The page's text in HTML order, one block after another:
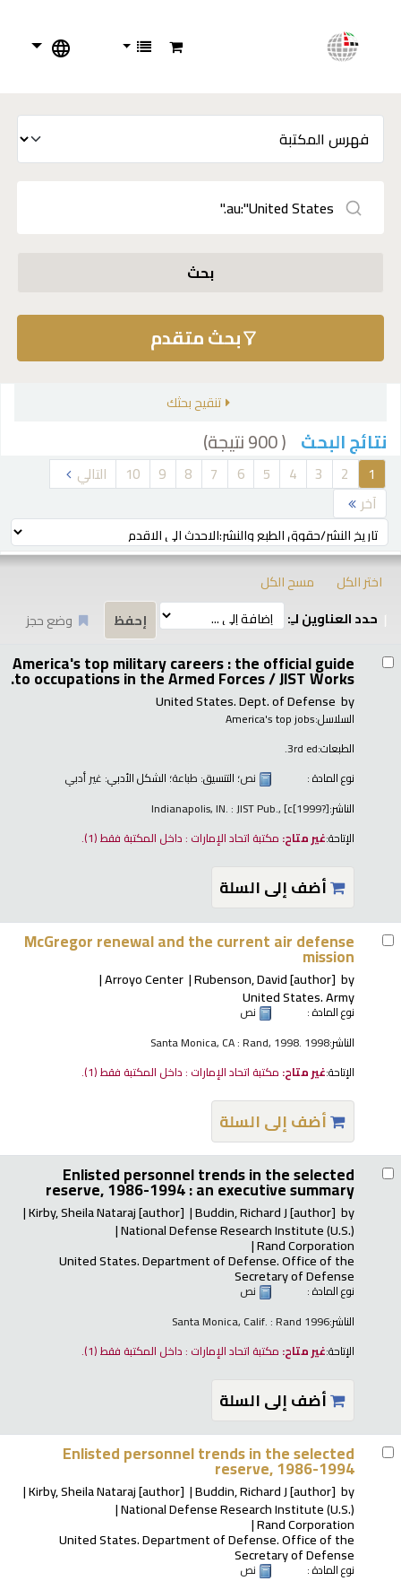
بحث
بحث متقدم
تنقيح بحثك
نتائج البحث ( 900 نتيجة)
1
2
3
4
5
6
7
8
9
10
التالي
آخر
ترتيب بواسطة:
اختر الكل
مسح الكل
حدد العناوين لـِ:
وضع حجز
America's top military careers : the official guide
to occupations in the Armed Forces /JIST Works.
by
United States. Dept. of Defense
السلاسل:America's top jobs
الطبعات:3rd ed.
نوع المادة :
نص؛ التنسيق: طباعة؛ الشكل الأدبي: غير أدبي
الناشر:Indianapolis, IN. : JIST Pub., [c[1999?]
الإتاحة:غير متاح: مكتبة اتحاد الإمارات : داخل المكتبة فقط(1).
أضف إلى السلة
McGregor renewal and the current air defense
mission
by
Rubenson, David[author]
Arroyo Center
United States. Army
نوع المادة :
نص
الناشر:Santa Monica, CA : Rand, 1998. 1998
الإتاحة:غير متاح: مكتبة اتحاد الإمارات : داخل المكتبة فقط(1).
أضف إلى السلة
Enlisted personnel trends in the selected
reserve, 1986-1994 : an executive summary
by
Buddin, Richard J[author]
Kirby, Sheila Nataraj[author]
National Defense Research Institute (U.S.)
Rand Corporation
United States. Department of Defense. Office of the
Secretary of Defense
نوع المادة :
نص
الناشر:Santa Monica, Calif. : Rand 1996
الإتاحة:غير متاح: مكتبة اتحاد الإمارات : داخل المكتبة فقط(1).
أضف إلى السلة
Enlisted personnel trends in the selected
reserve, 1986-1994
by
Buddin, Richard J[author]
Kirby, Sheila Nataraj[author]
National Defense Research Institute (U.S.)
Rand Corporation
United States. Department of Defense. Office of the
Secretary of Defense
نوع المادة :
نص